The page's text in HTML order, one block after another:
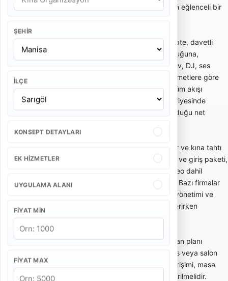
ŞEHIR
İLÇE
KONSEPT DETAYLARI
EK HIZMETLER
UYGULAMA ALANI
FIYAT MIN
FIYAT MAX
geleneksel akışı korur hem de davetliler için eğlenceli bir
Kına organizasyonu fiyatları; seçilen konsepte, davetli
sayısına, kına tahtı modeline, dekor yoğunluğuna,
mekanın konumuna, nedime ekibi, davul şov, DJ, ses
sistemi, fotoğraf-video ve ikram gibi ek hizmetlere göre
değişir. Sadece temel süsleme hizmeti ile tüm akışı
yöneten kapsamlı kına paketi aynı fiyat seviyesinde
olmaz. Teklif alırken pakete nelerin dahil olduğu net
Kına gecesi paketleri genellikle temel dekor ve kına tahtı
kurulumu, konsept süsleme paketi, nedime ve giriş paketi,
müzik/DJ destekli paket veya fotoğraf-video dahil
kapsamlı organizasyon olarak planlanabilir. Bazı firmalar
yalnızca dekor kurarken, bazı ekipler akış yönetimi ve
sahne anlarını da üstlenir. Bu ayrım karar verirken
Evde kına organizasyonu daha kompakt alan planı
gerektirir. Apartman önü, site bahçesi, teras veya salon
içinde kurulacak dekorun ölçüsü, elektrik erişimi, masa
düzeni ve ses seviyesi önceden değerlendirilmelidir.